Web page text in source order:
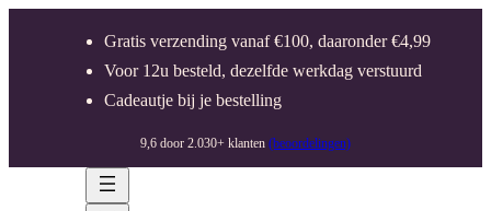
Gratis verzending vanaf €100, daaronder €4,99
Voor 12u besteld, dezelfde werkdag verstuurd
Cadeautje bij je bestelling
9,6 door 2.030+ klanten (beoordelingen)